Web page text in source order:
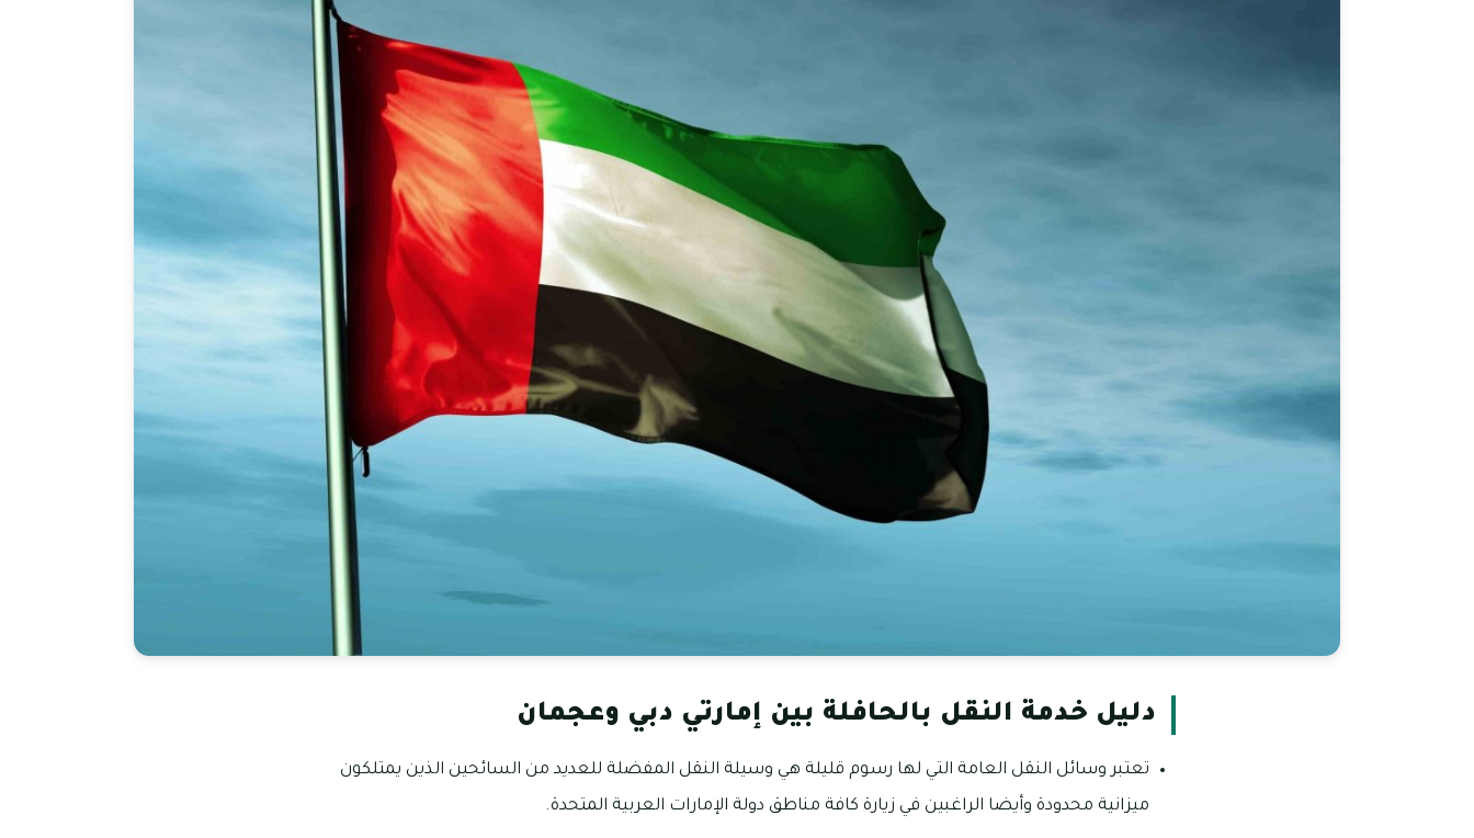
دليل خدمة النقل بالحافلة بين إمارتي دبي وعجمان
تعتبر وسائل النقل العامة التي لها رسوم قليلة هي وسيلة النقل المفضلة للعديد من السائحين الذين يمتلكون
ميزانية محدودة وأيضا الراغبين في زيارة كافة مناطق دولة الإمارات العربية المتحدة.